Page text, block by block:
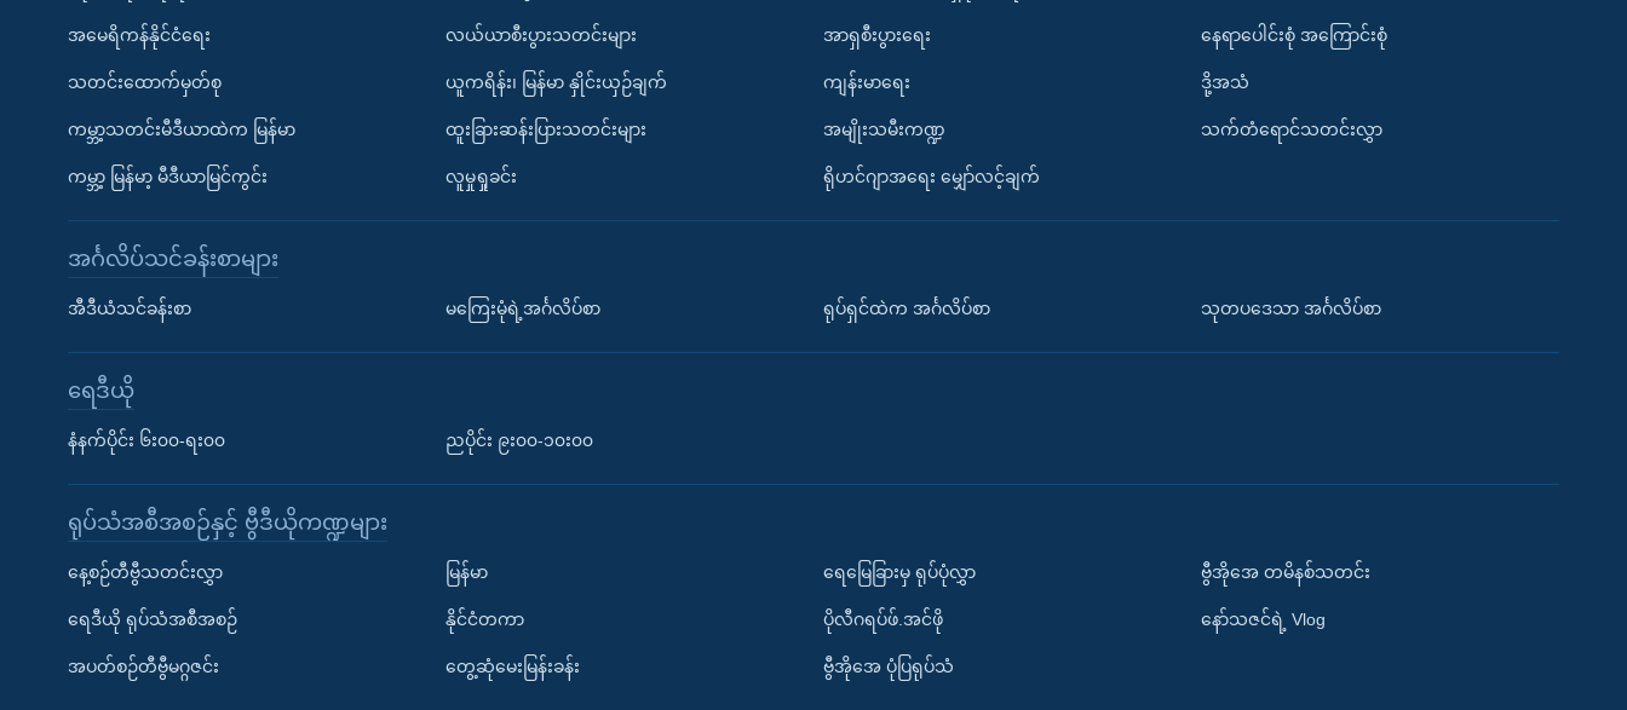
အမေရိကန်နိုင်ငံရေး
သတင်းထောက်မှတ်စု
ကမ္ဘာ့သတင်းမီဒီယာထဲက မြန်မာ
ကမ္ဘာ့ မြန်မာ့ မီဒီယာမြင်ကွင်း
လယ်ယာစီးပွားသတင်းများ
ယူကရိန်း၊ မြန်မာ နှိုင်းယှဉ်ချက်
ထူးခြားဆန်းပြားသတင်းများ
လူမှုရှုခင်း
အာရှစီးပွားရေး
ကျန်းမာရေး
အမျိုးသမီးကဏ္ဍ
ရိုဟင်ဂျာအရေး မျှော်လင့်ချက်
နေရာပေါင်းစုံ အကြောင်းစုံ
ဒို့အသံ
သက်တံရောင်သတင်းလွှာ
အင်္ဂလိပ်သင်ခန်းစာများ
အီဒီယံသင်ခန်းစာ မကြေးမုံရဲ့အင်္ဂလိပ်စာ ရုပ်ရှင်ထဲက အင်္ဂလိပ်စာ သုတပဒေသာ အင်္ဂလိပ်စာ
ရေဒီယို
နံနက်ပိုင်း ၆း၀၀-ရး၀၀ ညပိုင်း ၉း၀၀-၁၀း၀၀
ရုပ်သံအစီအစဉ်နှင့် ဗွီဒီယိုကဏ္ဍများ
နေ့စဉ်တီဗွီသတင်းလွှာ
ရေဒီယို ရုပ်သံအစီအစဉ်
အပတ်စဉ်တီဗွီမဂ္ဂဇင်း
မြန်မာ
နိုင်ငံတကာ
တွေ့ဆုံမေးမြန်းခန်း
ရေမြေခြားမှ ရုပ်ပုံလွှာ
ပိုလီဂရပ်ဖ်.အင်ဖို
ဗွီအိုအေ ပုံပြရုပ်သံ
ဗွီအိုအေ တမိနစ်သတင်း
နော်သဇင်ရဲ့ Vlog